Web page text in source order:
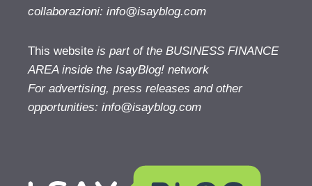
collaborazioni: info@isayblog.com
This website is part of the BUSINESS FINANCE
AREA inside the IsayBlog! network
For advertising, press releases and other
opportunities: info@isayblog.com